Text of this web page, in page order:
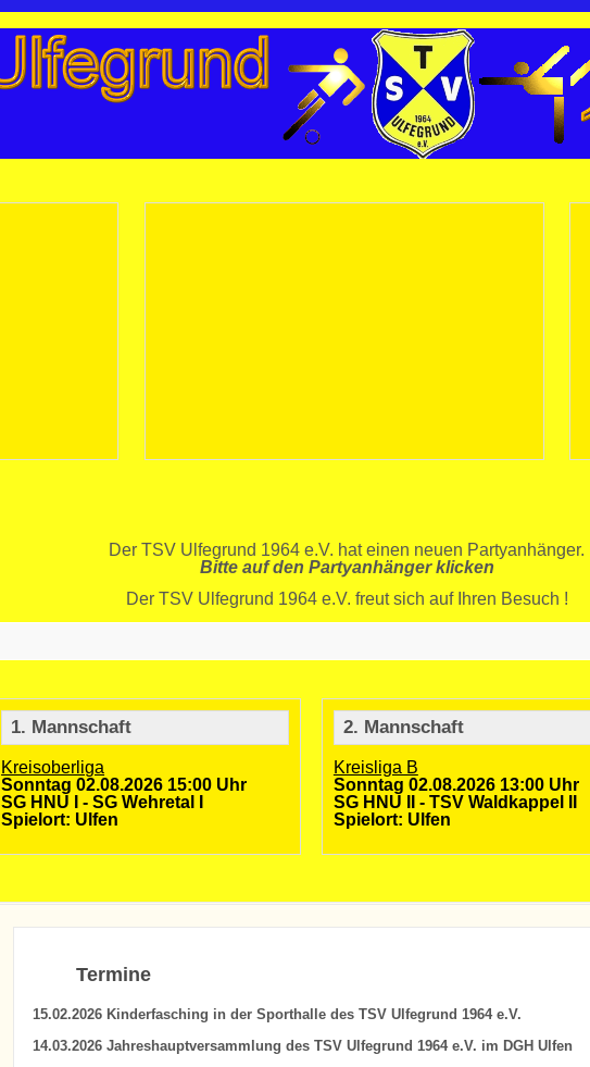
Der TSV Ulfegrund 1964 e.V. hat einen neuen Partyanhänger.
Bitte auf den Partyanhänger klicken
Der TSV Ulfegrund 1964 e.V. freut sich auf Ihren Besuch !
1. Mannschaft
Kreisoberliga
Sonntag 02.08.2026 15:00 Uhr
SG HNU I - SG Wehretal I
Spielort: Ulfen
2. Mannschaft
Kreisliga B
Sonntag 02.08.2026 13:00 Uhr
SG HNU II - TSV Waldkappel II
Spielort: Ulfen
Termine
15.02.2026 Kinderfasching in der Sporthalle des TSV Ulfegrund 1964 e.V.
14.03.2026 Jahreshauptversammlung des TSV Ulfegrund 1964 e.V. im DGH Ulfen